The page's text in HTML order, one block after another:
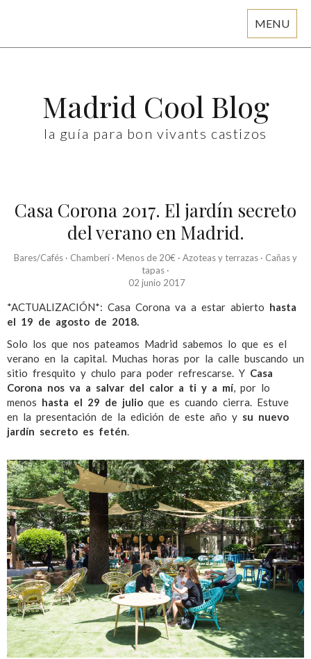
MENU
Madrid Cool Blog
la guía para bon vivants castizos
Casa Corona 2017. El jardín secreto
del verano en Madrid.
Bares/Cafés · Chamberí · Menos de 20€ · Azoteas y terrazas · Cañas y
tapas ·
02 junio 2017
*ACTUALIZACIÓN*: Casa Corona va a estar abierto hasta
el 19 de agosto de 2018.
Solo los que nos pateamos Madrid sabemos lo que es el
verano en la capital. Muchas horas por la calle buscando un
sitio fresquito y chulo para poder refrescarse. Y Casa
Corona nos va a salvar del calor a ti y a mí, por lo
menos hasta el 29 de julio que es cuando cierra. Estuve
en la presentación de la edición de este año y su nuevo
jardín secreto es fetén.